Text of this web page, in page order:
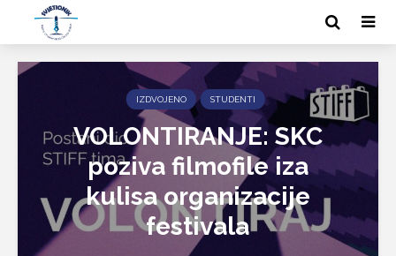
IZDVOJENO STUDENTI
VOLONTIRANJE: SKC
poziva filmofile iza
kulisa organizacije
festivala